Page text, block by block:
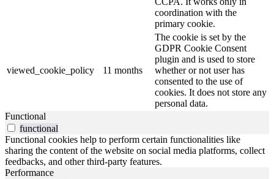
coordination with the
primary cookie.
viewed_cookie_policy 11 months
The cookie is set by the
GDPR Cookie Consent
plugin and is used to store
whether or not user has
consented to the use of
cookies. It does not store any
personal data.
Functional
functional
Functional cookies help to perform certain functionalities like
sharing the content of the website on social media platforms, collect
feedbacks, and other third-party features.
Performance